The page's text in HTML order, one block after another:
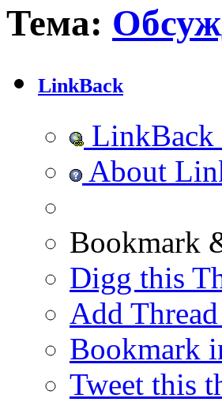
Тема:
LinkBack
LinkBack
About
Bookmark
Digg this
Add
Bookmark
Tweet this